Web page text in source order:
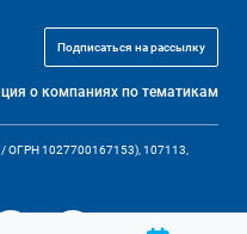
Подписаться на рассылку
о компаниях по тематикам
1027700167153), 107113,